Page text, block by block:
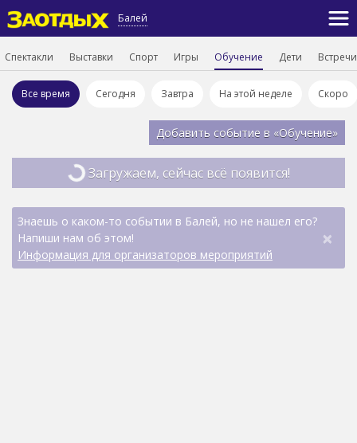
Балей
Спектакли Выставки Спорт Игры Обучение Дети Встречи
Все время Сегодня Завтра На этой неделе Скоро
Добавить событие в «Обучение»
Загружаем, сейчас всё появится!
Знаешь о каком-то событии в Балей, но не нашел его?
Напиши нам об этом!
Информация для организаторов мероприятий
×